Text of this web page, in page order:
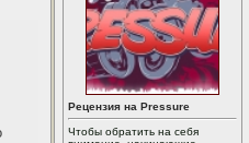
Рецензия на Pressure
Чтобы обратить на себя